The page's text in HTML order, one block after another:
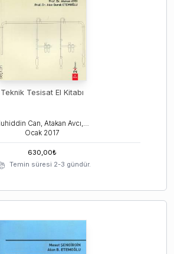
Teknik Tesisat El Kitabı
Muhiddin Can, Atakan Avcı, Akın Burak Etemoğlu
Ocak 2017
630,00₺
Temin süresi 2-3 gündür.